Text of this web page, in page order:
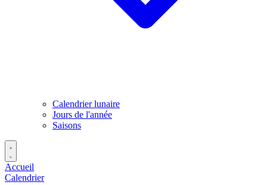
Calendrier lunaire
Jours de l'année
Saisons
Accueil
Calendrier